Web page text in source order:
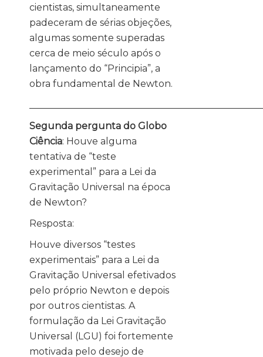
cientistas, simultaneamente
padeceram de sérias objeções,
algumas somente superadas
cerca de meio século após o
lançamento do “Principia”, a
obra fundamental de Newton.
Segunda pergunta do Globo
Ciência: Houve alguma
tentativa de “teste
experimental” para a Lei da
Gravitação Universal na época
de Newton?
Resposta:
Houve diversos “testes
experimentais” para a Lei da
Gravitação Universal efetivados
pelo próprio Newton e depois
por outros cientistas. A
formulação da Lei Gravitação
Universal (LGU) foi fortemente
motivada pelo desejo de